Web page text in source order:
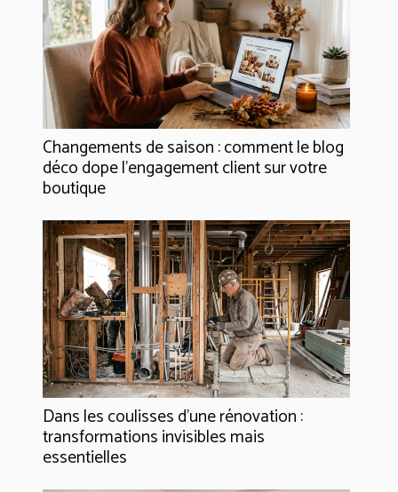
Changements de saison : comment le blog
déco dope l’engagement client sur votre
boutique
Dans les coulisses d'une rénovation :
transformations invisibles mais
essentielles